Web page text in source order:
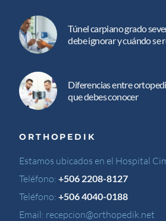
Túnel carpiano grado
debe ignorar y cuándo se
Diferencias entre
que debes conocer
ORTHOPEDIK
Estamos ubicados en el Hospital
Teléfono:+506 2208-8127
Teléfono:+506 4040-0188
Email: recepcion@orthopedik.net